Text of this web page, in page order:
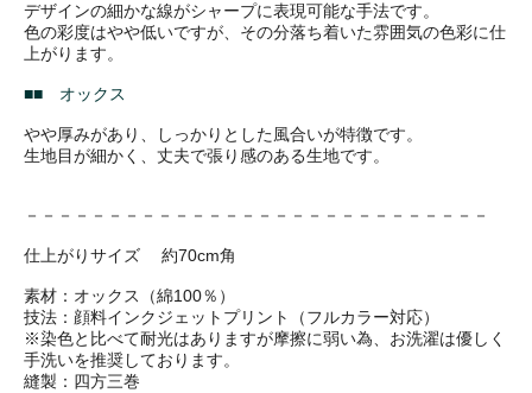
デザインの細かな線がシャープに表現可能な手法です。
色の彩度はやや低いですが、その分落ち着いた雰囲気の色彩に仕
上がります。
■■ オックス
やや厚みがあり、しっかりとした風合いが特徴です。
生地目が細かく、丈夫で張り感のある生地です。
－－－－－－－－－－－－－－－－－－－－－－－－－－－－
仕上がりサイズ 約70cm角
素材：オックス（綿100％）
技法：顔料インクジェットプリント（フルカラー対応）
※染色と比べて耐光はありますが摩擦に弱い為、お洗濯は優しく
手洗いを推奨しております。
縫製：四方三巻